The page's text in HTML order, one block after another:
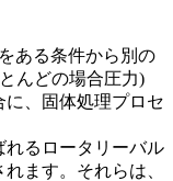
ある条件から別の
んどの場合圧力)
に、固体処理プロセ
れるロータリーバル
ます。それらは、